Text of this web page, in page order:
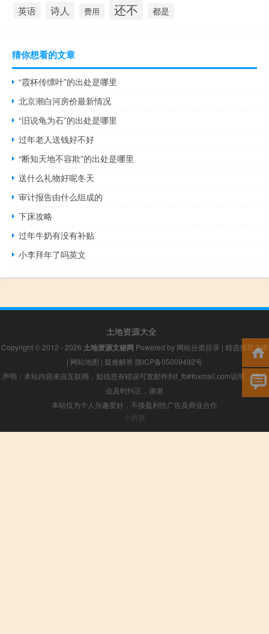
英语 诗人 费用 还不 都是
猜你想看的文章
“霞杯传缥叶”的出处是哪里
北京潮白河房价最新情况
“旧说龟为石”的出处是哪里
过年老人送钱好不好
“断知天地不容欺”的出处是哪里
送什么礼物好呢冬天
审计报告由什么组成的
下床攻略
过年牛奶有没有补贴
小李拜年了吗英文
土地资源大全
Copyright © 2012 - 2026 土地资源文秘网 Powered by 网站分类目录 | 精选推荐文章
| 网站地图 | 疑难解答 陕ICP备05009492号
声明：本站内容来自互联网，如信息有错误可发邮件到f_fb#foxmail.com说明，我们
会及时纠正，谢谢
本站仅为个人兴趣爱好，不接盈利性广告及商业合作
小男孩